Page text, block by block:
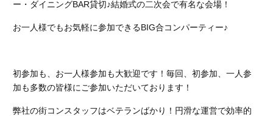
ー・ダイニングBAR貸切♪結婚式の二次会で有名な会場！
お一人様でもお気軽に参加できるBIG合コンパーティー♪
初参加も、お一人様参加も大歓迎です！毎回、初参加、一人参
加も多数の皆様にご参加いただいております！
弊社の街コンスタッフはベテランばかり！円滑な運営で効率的